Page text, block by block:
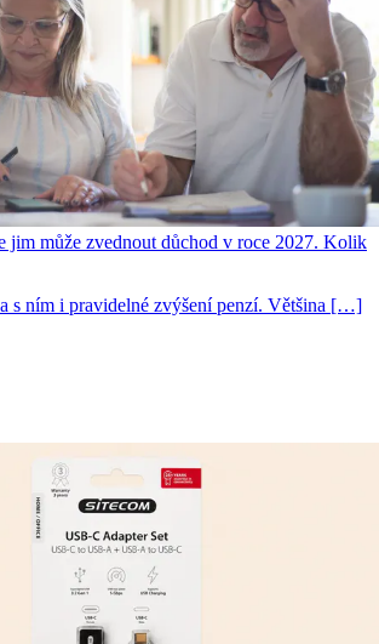
jim může zvednout důchod v roce 2027. Kolik
s ním i pravidelné zvýšení penzí. Většina […]